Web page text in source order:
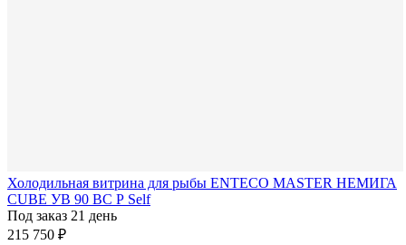
Холодильная витрина для рыбы ENTECO MASTER НЕМИГА
CUBE УВ 90 ВС Р Self
Под заказ 21 день
215 750 ₽